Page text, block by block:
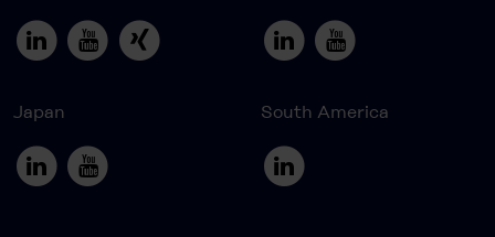
Japan South America